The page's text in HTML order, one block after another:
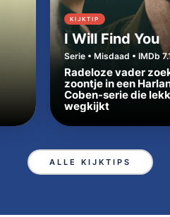
KIJKTIP
I Will Find You
Serie • Misdaad • IMDb
Radeloze vader
zoontje in een
Coben-serie die
wegkijkt
ALLE KIJKTIPS